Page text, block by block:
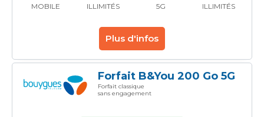
MOBILE
ILLIMITÉS
5G
ILLIMITÉS
Plus d'infos
Forfait B&You 200 Go 5G
Forfait classique
sans engagement